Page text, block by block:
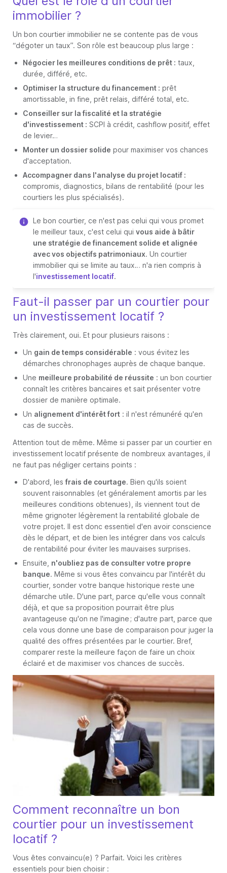
immobilier ?
Un bon courtier immobilier ne se contente pas de vous
“dégoter un taux”. Son rôle est beaucoup plus large :
Négocier les meilleures conditions de prêt : taux,
durée, différé, etc.
Optimiser la structure du financement : prêt
amortissable, in fine, prêt relais, différé total, etc.
Conseiller sur la fiscalité et la stratégie
d'investissement : SCPI à crédit, cashflow positif, effet
de levier…
Monter un dossier solide pour maximiser vos chances
d'acceptation.
Accompagner dans l'analyse du projet locatif :
compromis, diagnostics, bilans de rentabilité (pour les
courtiers les plus spécialisés).
Le bon courtier, ce n'est pas celui qui vous promet
le meilleur taux, c'est celui qui vous aide à bâtir
une stratégie de financement solide et alignée
avec vos objectifs patrimoniaux. Un courtier
immobilier qui se limite au taux… n'a rien compris à
l'investissement locatif.
Faut-il passer par un courtier pour
un investissement locatif ?
Très clairement, oui. Et pour plusieurs raisons :
Un gain de temps considérable : vous évitez les
démarches chronophages auprès de chaque banque.
Une meilleure probabilité de réussite : un bon courtier
connaît les critères bancaires et sait présenter votre
dossier de manière optimale.
Un alignement d'intérêt fort : il n'est rémunéré qu'en
cas de succès.
Attention tout de même. Même si passer par un courtier en
investissement locatif présente de nombreux avantages, il
ne faut pas négliger certains points :
D'abord, les frais de courtage. Bien qu'ils soient
souvent raisonnables (et généralement amortis par les
meilleures conditions obtenues), ils viennent tout de
même grignoter légèrement la rentabilité globale de
votre projet. Il est donc essentiel d'en avoir conscience
dès le départ, et de bien les intégrer dans vos calculs
de rentabilité pour éviter les mauvaises surprises.
Ensuite, n'oubliez pas de consulter votre propre
banque. Même si vous êtes convaincu par l'intérêt du
courtier, sonder votre banque historique reste une
démarche utile. D'une part, parce qu'elle vous connaît
déjà, et que sa proposition pourrait être plus
avantageuse qu'on ne l'imagine ; d'autre part, parce que
cela vous donne une base de comparaison pour juger la
qualité des offres présentées par le courtier. Bref,
comparer reste la meilleure façon de faire un choix
éclairé et de maximiser vos chances de succès.
Comment reconnaître un bon
courtier pour un investissement
locatif ?
Vous êtes convaincu(e) ? Parfait. Voici les critères
essentiels pour bien choisir :